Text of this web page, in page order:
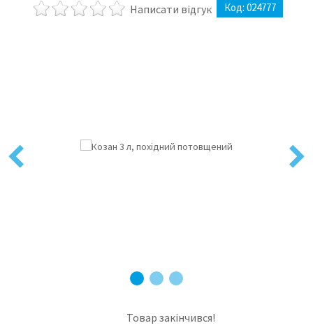
Написати відгук Код: 024777
Previous Next
Товар закінчився!